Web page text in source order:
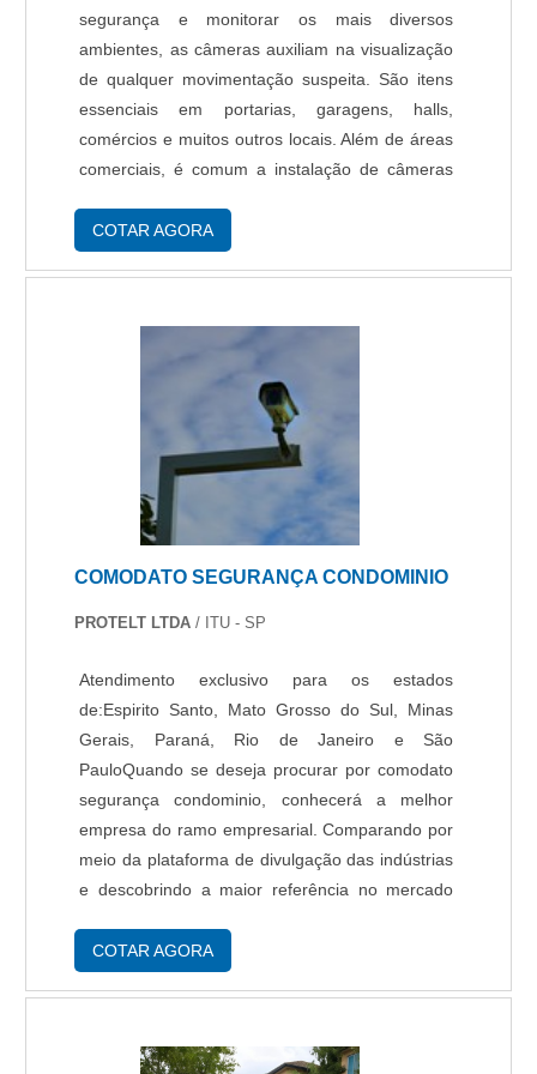
segurança e monitorar os mais diversos
ambientes, as câmeras auxiliam na visualização
de qualquer movimentação suspeita. São itens
essenciais em portarias, garagens, halls,
comércios e muitos outros locais. Além de áreas
comerciais, é comum a instalação de câmeras
câmeras proporcionam segurança aos
COTAR AGORA
COMODATO SEGURANÇA CONDOMINIO
PROTELT LTDA / ITU - SP
Atendimento exclusivo para os estados
de:Espirito Santo, Mato Grosso do Sul, Minas
Gerais, Paraná, Rio de Janeiro e São
PauloQuando se deseja procurar por comodato
segurança condominio, conhecerá a melhor
empresa do ramo empresarial. Comparando por
meio da plataforma de divulgação das indústrias
e descobrindo a maior referência no mercado
que o serviço deve sempre ser prestado por
prejuízos com imprevistos e execuções mal
COTAR AGORA